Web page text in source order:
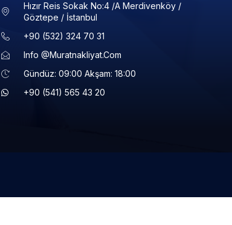
Hızır Reis Sokak No:4 /a Merdivenköy /
Göztepe / İstanbul
+90 (532) 324 70 31
Info @muratnakliyat.com
Gündüz: 09:00 Akşam: 18:00
+90 (541) 565 43 20